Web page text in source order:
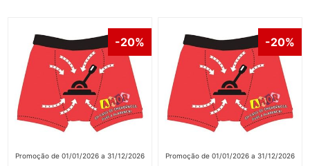
-20%
Promoção de 01/01/2026 a 31/12/2026
-20%
Promoção de 01/01/2026 a 31/12/2026